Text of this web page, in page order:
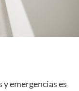
emergencias es